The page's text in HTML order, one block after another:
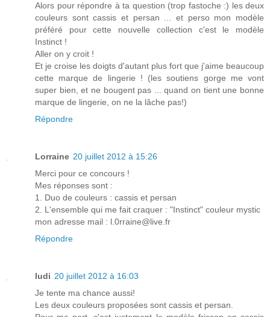
Alors pour répondre à ta question (trop fastoche :) les deux
couleurs sont cassis et persan ... et perso mon modèle
préféré pour cette nouvelle collection c'est le modèle
Instinct !
Aller on y croit !
Et je croise les doigts d'autant plus fort que j'aime beaucoup
cette marque de lingerie ! (les soutiens gorge me vont
super bien, et ne bougent pas ... quand on tient une bonne
marque de lingerie, on ne la lâche pas!)
Répondre
Lorraine 20 juillet 2012 à 15:26
Merci pour ce concours !
Mes réponses sont :
1. Duo de couleurs : cassis et persan
2. L'ensemble qui me fait craquer : "Instinct" couleur mystic
mon adresse mail : l.0rraine@live.fr
Répondre
ludi 20 juillet 2012 à 16:03
Je tente ma chance aussi!
Les deux couleurs proposées sont cassis et persan.